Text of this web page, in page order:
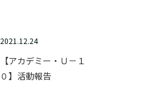
2021.12.24
【アカデミー・Ｕ－１
０】活動報告